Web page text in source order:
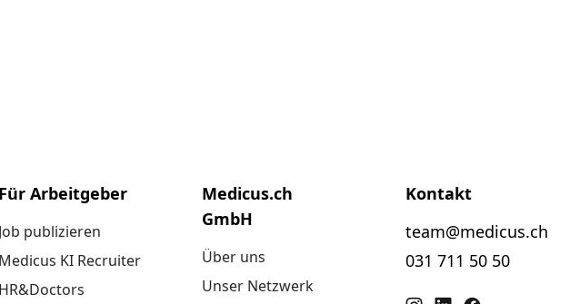
Für Arbeitgeber
Job publizieren
Medicus KI Recruiter
HR&Doctors
Medicus.ch
GmbH
Über uns
Unser Netzwerk
Kontakt
team@medicus.ch
031 711 50 50